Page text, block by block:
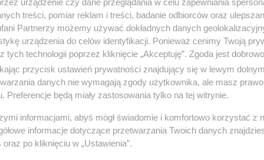
godzinę, a nie na wydawanie. To zachowanie
młodych pracowników kosztami utrzymania
ostrożność w podejmowaniu decyzji
towarów konsumpcyjnych, rodzi błędne koło. Firmy
rekrutacje i ograniczają wynagrodzenia.
bardziej wstrzymują zakupy, licząc na dalsze spadki
się w fazie, która przypomina syndrom Japonii lat
wewnętrznego.
treści, pomiar reklam i treści, badanie odbiorców oraz
Partnerzy możemy używać dokładnych danych
urządzenia do celów identyfikacji. Ponieważ cenimy Twoją
tych technologii poprzez kliknięcie „Akceptuję”. Zgoda jest
przycisk ustawień prywatności znajdujący się w lewym
danych nie wymagają zgody użytkownika, ale masz
Preferencje będą miały zastosowania tylko na tej witrynie.
informacjami, abyś mógł świadomie i komfortowo korzystać z
informacje dotyczące przetwarzania Twoich danych
oraz po kliknięciu w „Ustawienia”.